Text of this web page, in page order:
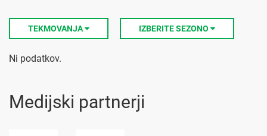
TEKMOVANJA IZBERITE SEZONO
Ni podatkov.
Medijski partnerji